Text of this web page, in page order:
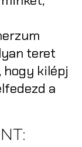
teret
hogy kilépj
a